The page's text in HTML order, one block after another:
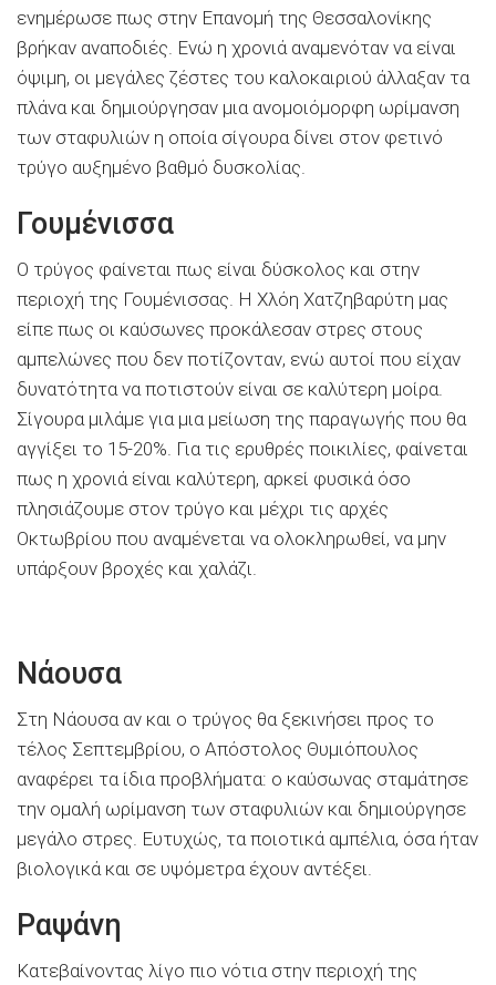
ενημέρωσε πως στην Επανομή της Θεσσαλονίκης
βρήκαν αναποδιές. Ενώ η χρονιά αναμενόταν να είναι
όψιμη, οι μεγάλες ζέστες του καλοκαιριού άλλαξαν τα
πλάνα και δημιούργησαν μια ανομοιόμορφη ωρίμανση
των σταφυλιών η οποία σίγουρα δίνει στον φετινό
τρύγο αυξημένο βαθμό δυσκολίας.
Γουμένισσα
Ο τρύγος φαίνεται πως είναι δύσκολος και στην
περιοχή της Γουμένισσας. Η Χλόη Χατζηβαρύτη μας
είπε πως οι καύσωνες προκάλεσαν στρες στους
αμπελώνες που δεν ποτίζονταν, ενώ αυτοί που είχαν
δυνατότητα να ποτιστούν είναι σε καλύτερη μοίρα.
Σίγουρα μιλάμε για μια μείωση της παραγωγής που θα
αγγίξει το 15-20%. Για τις ερυθρές ποικιλίες, φαίνεται
πως η χρονιά είναι καλύτερη, αρκεί φυσικά όσο
πλησιάζουμε στον τρύγο και μέχρι τις αρχές
Οκτωβρίου που αναμένεται να ολοκληρωθεί, να μην
υπάρξουν βροχές και χαλάζι.
Νάουσα
Στη Νάουσα αν και ο τρύγος θα ξεκινήσει προς το
τέλος Σεπτεμβρίου, ο Απόστολος Θυμιόπουλος
αναφέρει τα ίδια προβλήματα: ο καύσωνας σταμάτησε
την ομαλή ωρίμανση των σταφυλιών και δημιούργησε
μεγάλο στρες. Ευτυχώς, τα ποιοτικά αμπέλια, όσα ήταν
βιολογικά και σε υψόμετρα έχουν αντέξει.
Ραψάνη
Κατεβαίνοντας λίγο πιο νότια στην περιοχή της